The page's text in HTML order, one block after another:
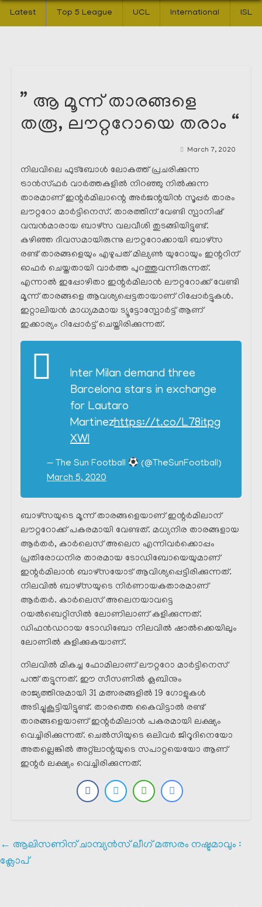
Latest Top 5 League UCL International ISL
” ആ മൂന്ന് താരങ്ങളെ
തരൂ, ലൗറ്ററോയെ തരാം “
March 7, 2020
നിലവിലെ ഫുട്ബോൾ ലോകത്ത് പ്രചരിക്കുന്ന
ട്രാൻസ്ഫർ വാർത്തകളിൽ നിറഞ്ഞു നിൽക്കുന്ന
താരമാണ് ഇന്റർമിലാന്റെ അർജന്റയിൻ സൂപ്പർ താരം
ലൗറ്ററോ മാർട്ടിനെസ്. താരത്തിന് വേണ്ടി സ്പാനിഷ്
വമ്പൻമാരായ ബാഴ്സ വലവീശി തുടങ്ങിയിട്ടുണ്ട്.
കഴിഞ്ഞ ദിവസമായിരുന്നു ലൗറ്ററോക്കായി ബാഴ്സ
രണ്ട് താരങ്ങളെയും എഴുപത് മില്യൺ യുറോയും ഇന്ററിന്
ഓഫർ ചെയ്തതായി വാർത്ത പുറത്തുവന്നിരുന്നത്.
എന്നാൽ ഇപ്പോഴിതാ ഇന്റർമിലാൻ ലൗറ്ററോക്ക് വേണ്ടി
മൂന്ന് താരങ്ങളെ ആവശ്യപ്പെട്ടതായാണ് റിപ്പോർട്ടുകൾ.
ഇറ്റാലിയൻ മാധ്യമമായ ട്യൂട്ടോസ്പോർട്ട് ആണ്
ഇക്കാര്യം റിപ്പോർട്ട്‌ ചെയ്തിരിക്കുന്നത്.
Inter Milan demand three
Barcelona stars in exchange
for Lautaro
Martinezhttps://t.co/L78itpg
XWl
— The Sun Football
(@TheSunFootball)
March 5, 2020
ബാഴ്സയുടെ മൂന്ന് താരങ്ങളെയാണ് ഇന്റർമിലാന്
ലൗറ്ററോക്ക് പകരമായി വേണ്ടത്. മധ്യനിര താരങ്ങളായ
ആർതർ, കാർലെസ് അലെന എന്നിവർക്കൊപ്പം
പ്രതിരോധനിര താരമായ ടോഡിബോയെയുമാണ്
ഇന്റർമിലാൻ ബാഴ്സയോട് ആവിശ്യപ്പെട്ടിരിക്കുന്നത്.
നിലവിൽ ബാഴ്സയുടെ നിർണായകതാരമാണ്
ആർതർ. കാർലെസ് അലെനയാവട്ടെ
റയൽബെറ്റിസിൽ ലോണിലാണ് കളിക്കുന്നത്.
ഡിഫൻഡറായ ടോഡിബോ നിലവിൽ ഷാൽക്കെയിലും
ലോണിൽ കളിക്കുകയാണ്.
നിലവിൽ മികച്ച ഫോമിലാണ് ലൗറ്ററോ മാർട്ടിനെസ്
പന്ത് തട്ടുന്നത്. ഈ സീസണിൽ ക്ലബിനും
രാജ്യത്തിനുമായി 31 മത്സരങ്ങളിൽ 19 ഗോളുകൾ
അടിച്ചുകൂട്ടിയിട്ടുണ്ട്. താരത്തെ കൈവിട്ടാൽ രണ്ട്
താരങ്ങളെയാണ് ഇന്റർമിലാൻ പകരമായി ലക്ഷ്യം
വെച്ചിരിക്കുന്നത്. ചെൽസിയുടെ ഒലിവർ ജിറൂദിനെയോ
അതല്ലെങ്കിൽ അറ്റ്ലാന്റയുടെ സപാറ്റയെയോ ആണ്
ഇന്റർ ലക്ഷ്യം വെച്ചിരിക്കുന്നത്.
← ആലിസണിന് ചാമ്പ്യൻസ് ലീഗ് മത്സരം നഷ്ടമാവും :
ക്ലോപ്